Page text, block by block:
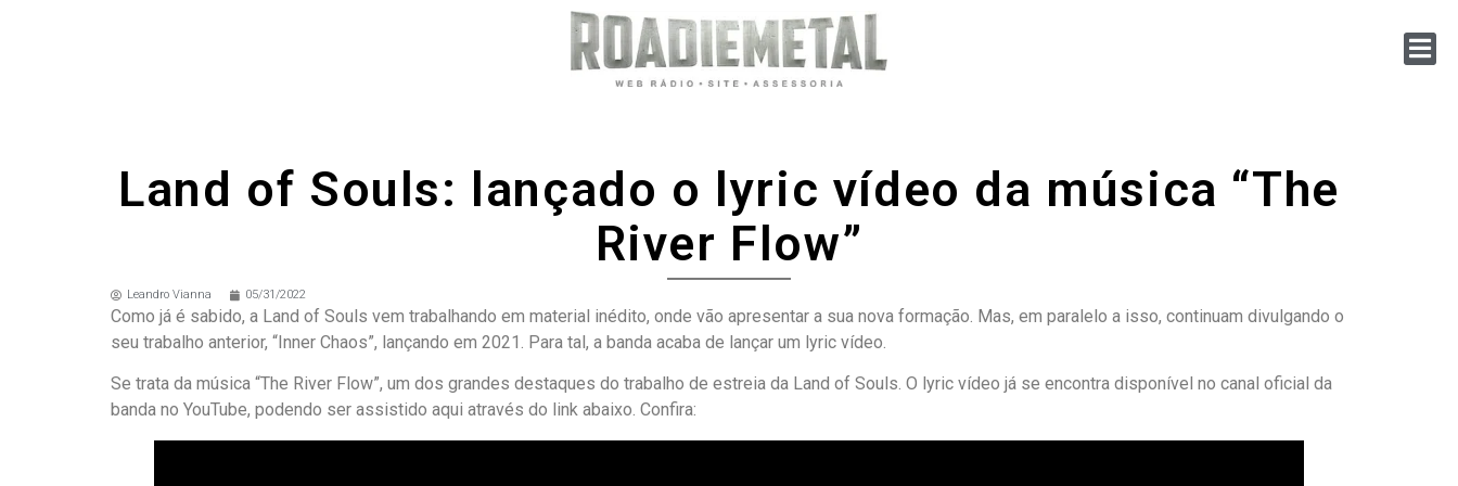
Land of Souls: lançado o lyric vídeo da música “The
River Flow”
Leandro Vianna 05/31/2022
Como já é sabido, a Land of Souls vem trabalhando em material inédito, onde vão apresentar a sua nova formação. Mas, em paralelo a isso, continuam divulgando o
seu trabalho anterior, “Inner Chaos”, lançando em 2021. Para tal, a banda acaba de lançar um lyric vídeo.
Se trata da música “The River Flow”, um dos grandes destaques do trabalho de estreia da Land of Souls. O lyric vídeo já se encontra disponível no canal oficial da
banda no YouTube, podendo ser assistido aqui através do link abaixo. Confira: